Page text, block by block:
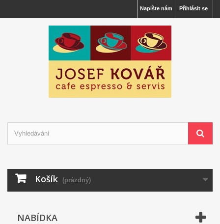
Přihlásit se
Napište nám
Košík (prázdný)
NABÍDKA